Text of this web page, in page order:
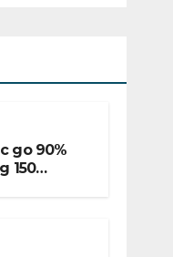
до 90%
150